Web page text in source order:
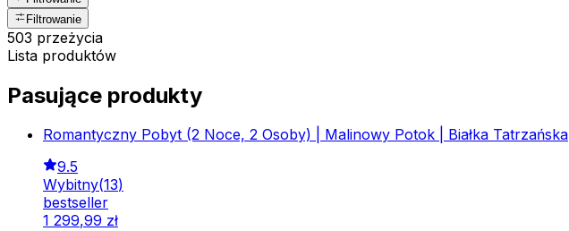
Filtrowanie
503 przeżycia
Lista produktów
Pasujące produkty
Romantyczny Pobyt (2 Noce, 2 Osoby) | Malinowy Potok | Białka Tatrzańska
9.5
Wybitny(13)
bestseller
1 299,99 zł